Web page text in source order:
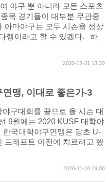
야구 뿐 아니라 모든 스포츠
목 경기들이 대부분 무관중
아마야구는 모두 시즌을 정상
행이라고 할 수 있겠다. 하
2020-12-31 13:30
맹, 이대로 좋은가-3
구대회를 끝으로 올 시즌 대
9월에는 2020 KUSF 대학야
국대학야구연맹은 당초 U-
드래프트 이전에 치르려고 했
2020-11-10 19:00